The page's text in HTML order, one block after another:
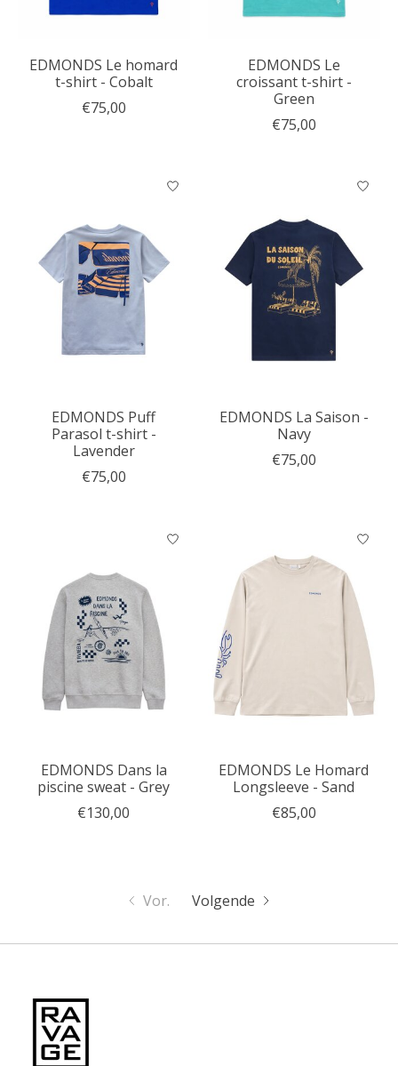
EDMONDS Le homard
t-shirt - Cobalt
€75,00
EDMONDS Le
croissant t-shirt -
Green
€75,00
EDMONDS Puff
Parasol t-shirt -
Lavender
€75,00
EDMONDS La Saison -
Navy
€75,00
EDMONDS Dans la
piscine sweat - Grey
€130,00
EDMONDS Le Homard
Longsleeve - Sand
€85,00
Vor. Volgende